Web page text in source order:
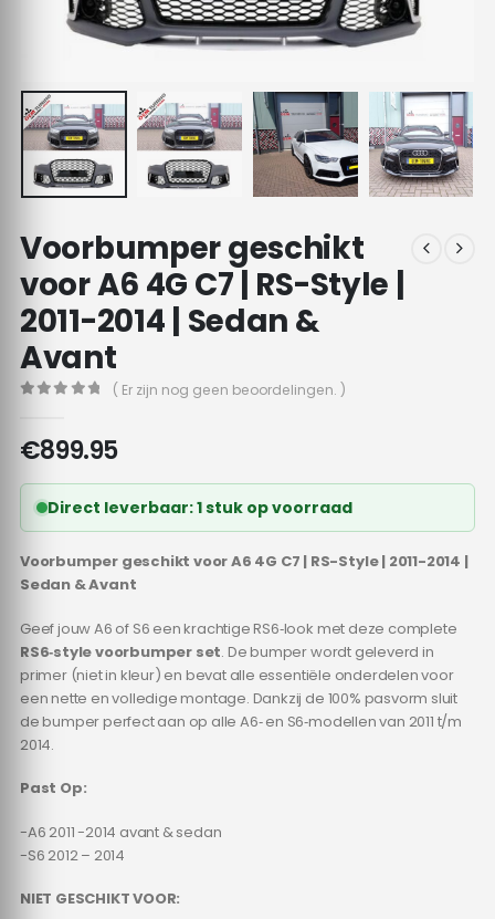
Voorbumper geschikt
voor A6 4G C7 | RS-Style |
2011-2014 | Sedan &
Avant
( Er zijn nog geen beoordelingen. )
€899.95
Direct leverbaar: 1 stuk op voorraad
Voorbumper geschikt voor A6 4G C7 | RS-Style | 2011-2014 |
Sedan & Avant
Geef jouw A6 of S6 een krachtige RS6‑look met deze complete
RS6‑style voorbumper set. De bumper wordt geleverd in
primer (niet in kleur) en bevat alle essentiële onderdelen voor
een nette en volledige montage. Dankzij de 100% pasvorm sluit
de bumper perfect aan op alle A6‑ en S6‑modellen van 2011 t/m
2014.
Past Op:
-A6 2011 -2014 avant & sedan
-S6 2012 – 2014
NIET GESCHIKT VOOR: